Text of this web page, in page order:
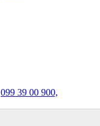
099 39 00 900,